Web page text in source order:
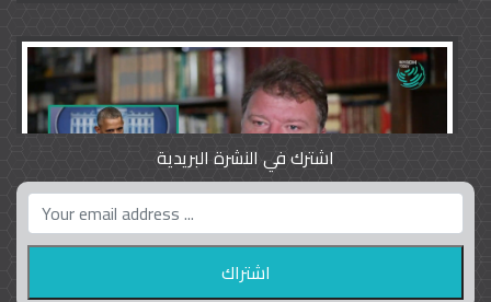
اشترك في النشرة البريدية